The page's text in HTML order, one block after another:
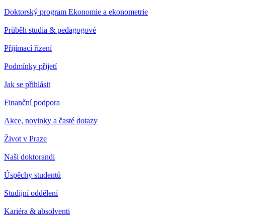
Doktorský program Ekonomie a ekonometrie
Průběh studia & pedagogové
Přijímací řízení
Podmínky přijetí
Jak se přihlásit
Finanční podpora
Akce, novinky a časté dotazy
Život v Praze
Naši doktorandi
Úspěchy studentů
Studijní oddělení
Kariéra & absolventi